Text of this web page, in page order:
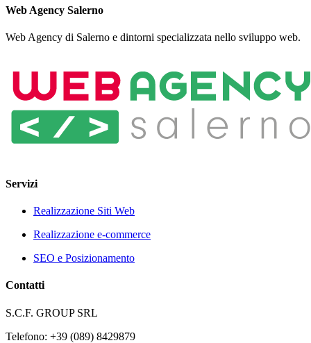
Web Agency Salerno
Web Agency di Salerno e dintorni specializzata nello sviluppo web.
Servizi
Realizzazione Siti Web
Realizzazione e-commerce
SEO e Posizionamento
Contatti
S.C.F. GROUP SRL
Telefono: +39 (089) 8429879